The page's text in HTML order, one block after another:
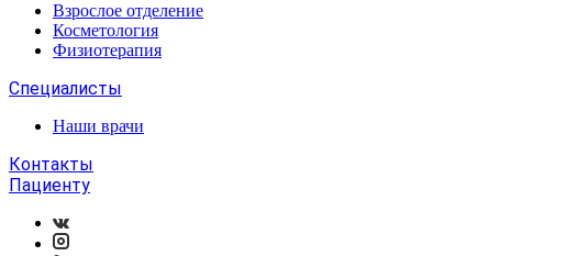
Взрослое отделение
Косметология
Физиотерапия
Специалисты
Наши врачи
Контакты
Пациенту